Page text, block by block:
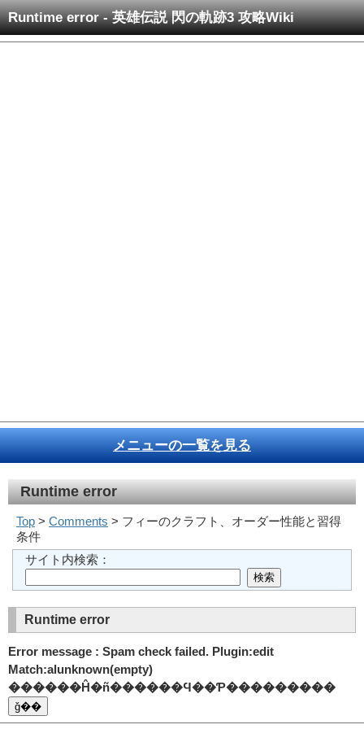
Runtime error - 英雄伝説 閃の軌跡3 攻略Wiki
メニューの一覧を見る
Runtime error
Top > Comments > フィーのクラフト、オーダー性能と習得
条件
サイト内検索：
Runtime error
Error message : Spam check failed. Plugin:edit
Match:alunknown(empty)
������Ĥ�ñ������Ϥ��Ƥ���������